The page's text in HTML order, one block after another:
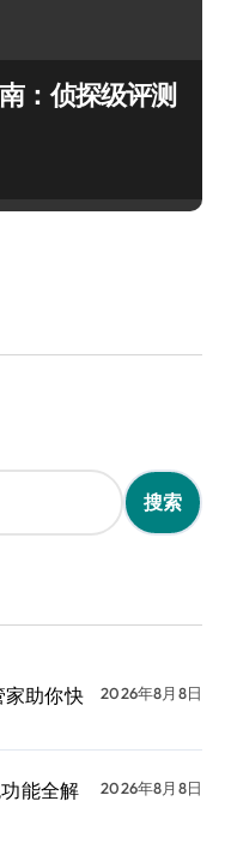
：侦探级评测
家助你快
2026年8月8日
能全解
2026年8月8日